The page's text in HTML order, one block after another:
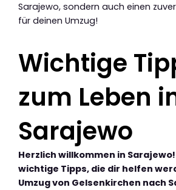
Sarajewo, sondern auch einen
für deinen Umzug!
Wichtige
zum Leben
Sarajewo
Herzlich willkommen in
wichtige Tipps, die dir helfen
Umzug von Gelsenkirchen nach